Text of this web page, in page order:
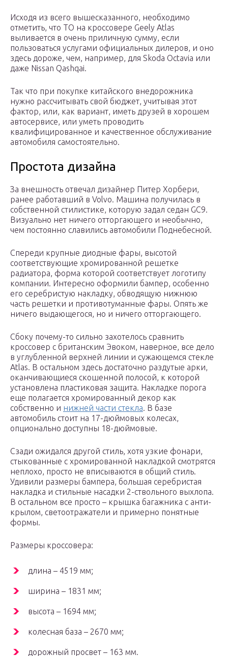
Исходя из всего вышесказанного, необходимо
отметить, что ТО на кроссовере Geely Atlas
выливается в очень приличную сумму, если
пользоваться услугами официальных дилеров, и оно
здесь дороже, чем, например, для Skoda Octavia или
даже Nissan Qashqai.
Так что при покупке китайского внедорожника
нужно рассчитывать свой бюджет, учитывая этот
фактор, или, как вариант, иметь друзей в хорошем
автосервисе, или уметь проводить
квалифицированное и качественное обслуживание
автомобиля самостоятельно.
Простота дизайна
За внешность отвечал дизайнер Питер Хорбери,
ранее работавший в Volvo. Машина получилась в
собственной стилистике, которую задал седан GC9.
Визуально нет ничего отторгающего и необычно,
чем постоянно славились автомобили Поднебесной.
Спереди крупные диодные фары, высотой
соответствующие хромированной решетке
радиатора, форма которой соответствует логотипу
компании. Интересно оформили бампер, особенно
его серебристую накладку, обводящую нижнюю
часть решетки и противотуманные фары. Опять же
ничего выдающегося, но и ничего отторгающего.
Сбоку почему-то сильно захотелось сравнить
кроссовер с британским Эвоком, наверное, все дело
в углубленной верхней линии и сужающемся стекле
Atlas. В остальном здесь достаточно раздутые арки,
оканчивающиеся скошенной полосой, к которой
установлена пластиковая защита. Накладке порога
еще полагается хромированный декор как
собственно и нижней части стекла. В базе
автомобиль стоит на 17-дюймовых колесах,
опционально доступны 18-дюймовые.
Сзади ожидался другой стиль, хотя узкие фонари,
стыкованные с хромированной накладкой смотрятся
неплохо, просто не вписываются в общий стиль.
Удивили размеры бампера, большая серебристая
накладка и стильные насадки 2-ствольного выхлопа.
В остальном все просто – крышка багажника с анти-
крылом, светоотражатели и примерно понятные
формы.
Размеры кроссовера:
длина – 4519 мм;
ширина – 1831 мм;
высота – 1694 мм;
колесная база – 2670 мм;
дорожный просвет – 163 мм.